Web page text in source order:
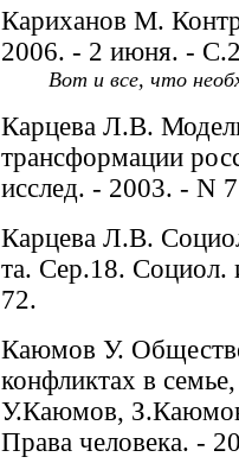
Кариханов М.
2006. - 2 июня. -
Вот и все, что
Карцева Л.В.
трансформации
исслед. - 2003. - N
Карцева Л.В.
та. Сер.18.
72.
Каюмов У.
конфликтах в
У.Каюмов,
Права человека. -